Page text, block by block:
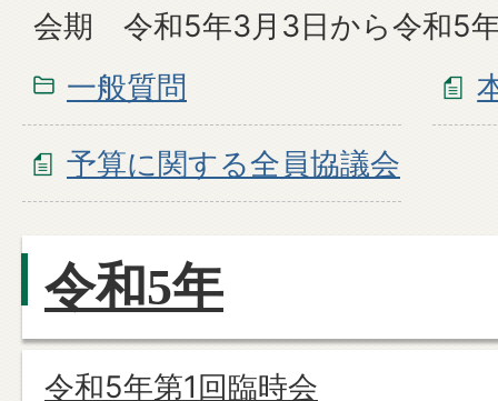
会期 令和5年3月3日から令和5
一般質問
予算に関する全員協議会
令和5年
令和5年第1回臨時会